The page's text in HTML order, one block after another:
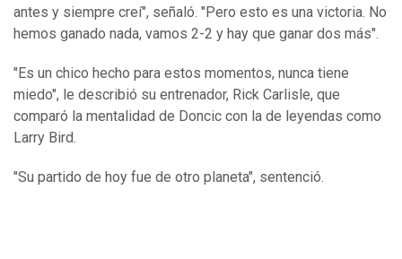
antes y siempre creí", señaló. "Pero esto es una victoria. No
hemos ganado nada, vamos 2-2 y hay que ganar dos más".
"Es un chico hecho para estos momentos, nunca tiene
miedo", le describió su entrenador, Rick Carlisle, que
comparó la mentalidad de Doncic con la de leyendas como
Larry Bird.
"Su partido de hoy fue de otro planeta", sentenció.